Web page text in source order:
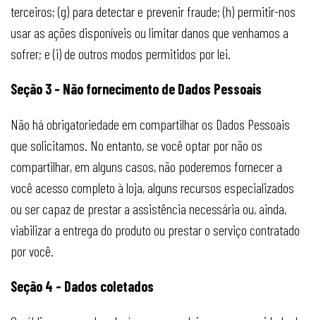
terceiros; (g) para detectar e prevenir fraude; (h) permitir-nos
usar as ações disponíveis ou limitar danos que venhamos a
sofrer; e (i) de outros modos permitidos por lei.
Seção 3 - Não fornecimento de Dados Pessoais
Não há obrigatoriedade em compartilhar os Dados Pessoais
que solicitamos. No entanto, se você optar por não os
compartilhar, em alguns casos, não poderemos fornecer a
você acesso completo à loja, alguns recursos especializados
ou ser capaz de prestar a assistência necessária ou, ainda,
viabilizar a entrega do produto ou prestar o serviço contratado
por você.
Seção 4 - Dados coletados